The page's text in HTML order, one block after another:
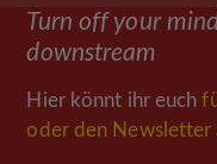
Turn off your
downstream
Hier könnt ihr euch
oder den Newsletter